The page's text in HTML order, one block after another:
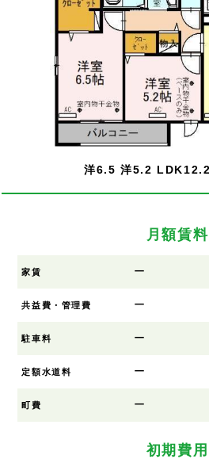
洋6.5 洋5.2
月額賃料
家賃 ー
共益費・管理費 ー
駐車料 ー
定額水道料 ー
町費 ー
初期費用